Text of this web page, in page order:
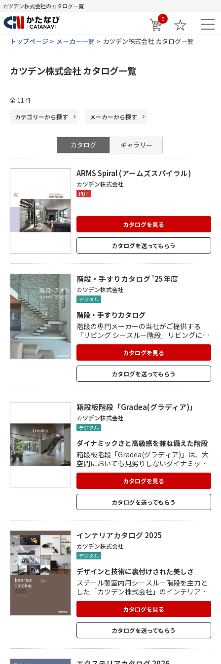
カツデン株式会社のカタログ一覧
0
トップページ メーカー一覧 カツデン株式会社 カタログ一覧
カツデン株式会社 カタログ一覧
全 11 件
カテゴリーから探す メーカーから探す
カタログ ギャラリー
ARMS Spiral (アームズスパイラル)
カツデン株式会社
PDF
カタログを見る
カタログを送ってもらう
階段・手すりカタログ '25年度
カツデン株式会社
デジタル
階段・手すりカタログ
階段の専門メーカーの当社がご提供する
「リビング シースルー階段」リビングに設
置することで 家族との絆と共に快適な住空
間が生まれます。 【当社のこだわり】 室内
をできるだけ広々と感じさせる「シースル
ー階段」 搬入がしやすい、ノックダウン方
式に 家具などインテリアと共存する美しい
楽しい暮らしをご提案してまいります。
カタログを見る
カタログを送ってもらう
箱段板階段「Gradea(グラディア)」
カツデン株式会社
デジタル
ダイナミックさと高級感を兼ね備えた階段
箱段板階段「Gradea(グラディア)」は、大
空間においても見劣りしないダイナミック
な階段です。 家具のような美しい仕上げと
段板が浮いているかのようなフロートデザ
イン。 階段の構造部であるスチール製のさ
さら桁は非常に薄いため、その上に乗せら
れた厚い段板との対比効果で、重力に逆ら
カタログを見る
カタログを送ってもらう
インテリアカタログ 2025
カツデン株式会社
デジタル
デザインと技術に裏付けされた美しさ
スチール製室内用シースルー階段を主力と
した「カツデン株式会社」のインテリアカ
タログ。 熟練の職人が手作業で一つ一つ丁
寧に仕上げられており、美しさへのこだわ
りは製品のいたるところに散りばめられて
います。 玄関ベンチ、飾り窓、室内パーテ
ィション、鉄巾木、スチールシェルフな
カタログを見る
カタログを送ってもらう